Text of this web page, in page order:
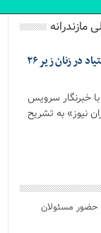
مازندرانه
افزایش سرعت ابتلاء به اعتیاد در زنان زیر ۲۶
خبرنگار سرویس
نیوز» به تشریح
حضور مسئولان